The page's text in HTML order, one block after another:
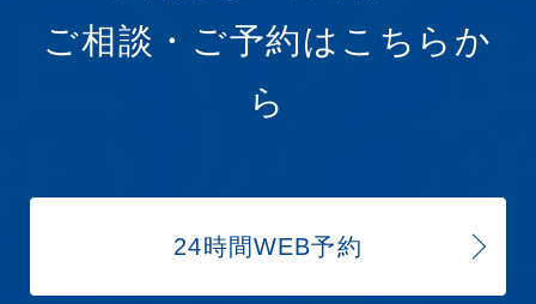
ご相談・ご予約はこちらか
ら
24時間WEB予約